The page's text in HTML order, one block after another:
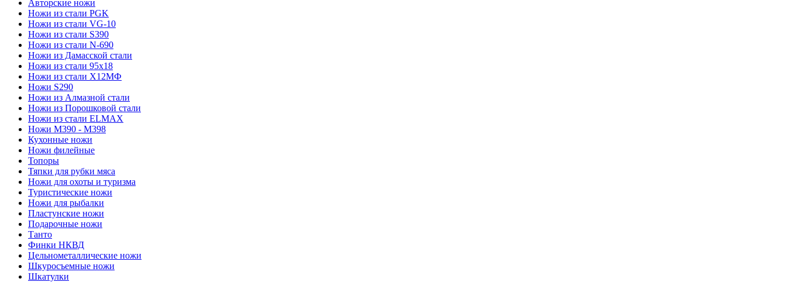
Авторские ножи
Ножи из стали PGK
Ножи из стали VG-10
Ножи из стали S390
Ножи из стали N-690
Ножи из Дамасской стали
Ножи из стали 95х18
Ножи из стали Х12МФ
Ножи S290
Ножи из Алмазной стали
Ножи из Порошковой стали
Ножи из стали ELMAX
Ножи М390 - М398
Кухонные ножи
Ножи филейные
Топоры
Тяпки для рубки мяса
Ножи для охоты и туризма
Туристические ножи
Ножи для рыбалки
Пластунские ножи
Подарочные ножи
Танто
Финки НКВД
Цельнометаллические ножи
Шкуросъемные ножи
Шкатулки